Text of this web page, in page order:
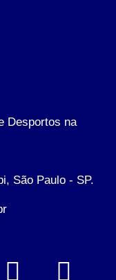
Desportos na
São Paulo - SP.